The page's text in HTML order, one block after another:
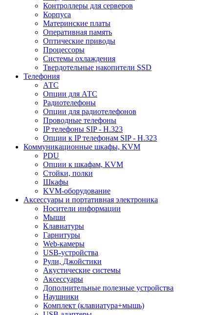
Контроллеры для серверов
Корпуса
Материнские платы
Оперативная память
Оптические приводы
Процессоры
Системы охлаждения
Твердотельные накопители SSD
Телефония
АТС
Опции для АТС
Радиотелефоны
Опции для радиотелефонов
Проводные телефоны
IP телефоны SIP - H.323
Опции к IP телефонам SIP - H.323
Коммуникационные шкафы, KVM
PDU
Опции к шкафам, KVM
Стойки, полки
Шкафы
KVM-оборудование
Аксессуары и портативная электроника
Носители информации
Мыши
Клавиатуры
Гарнитуры
Web-камеры
USB-устройства
Рули, Джойстики
Акустические системы
Аксессуары
Дополнительные полезные устройства
Наушники
Комплект (клавиатура+мышь)